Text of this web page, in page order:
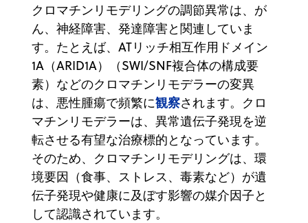
クロマチンリモデリングの調節異常は、が
ん、神経障害、発達障害と関連していま
す。たとえば、ATリッチ相互作用ドメイン
1A（ARID1A）（SWI/SNF複合体の構成要
素）などのクロマチンリモデラーの変異
は、悪性腫瘍で頻繁に観察されます。クロ
マチンリモデラーは、異常遺伝子発現を逆
転させる有望な治療標的となっています。
そのため、クロマチンリモデリングは、環
境要因（食事、ストレス、毒素など）が遺
伝子発現や健康に及ぼす影響の媒介因子と
して認識されています。